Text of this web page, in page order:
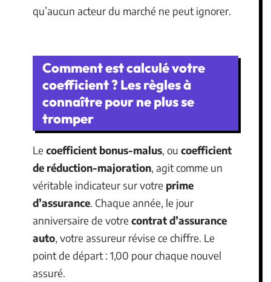
qu’aucun acteur du marché ne peut ignorer.
Comment est calculé votre
coefficient ? Les règles à
connaître pour ne plus se
tromper
Le coefficient bonus-malus, ou coefficient
de réduction-majoration, agit comme un
véritable indicateur sur votre prime
d’assurance. Chaque année, le jour
anniversaire de votre contrat d’assurance
auto, votre assureur révise ce chiffre. Le
point de départ : 1,00 pour chaque nouvel
assuré.